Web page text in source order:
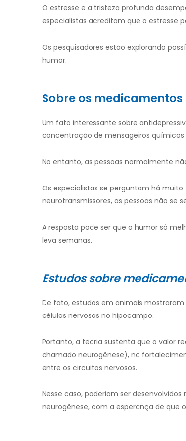
O estresse e a tristeza profunda
especialistas acreditam que o estresse
Os pesquisadores estão explorando
humor.
Sobre os medicamentos
Um fato interessante sobre
concentração de mensageiros
No entanto, as pessoas normalmente
Os especialistas se perguntam há
neurotransmissores, as pessoas não se
A resposta pode ser que o humor só
leva semanas.
Estudos sobre
De fato, estudos em animais
células nervosas no hipocampo.
Portanto, a teoria sustenta que o valor
chamado neurogênese), no
entre os circuitos nervosos.
Nesse caso, poderiam ser
neurogênese, com a esperança de que